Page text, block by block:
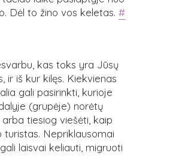
Dėl to žino vos keletas.#
kas toks yra Jūsų
ir iš kur kilęs. Kiekvienas
gali pasirinkti, kurioje
(grupėje) norėtų
tiesiog viešėti, kaip
turistas. Nepriklausomai
laisvai keliauti, migruoti